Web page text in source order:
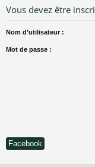
s
Vous devez être
Nom d’utilisateur :
Mot de passe :
Facebook